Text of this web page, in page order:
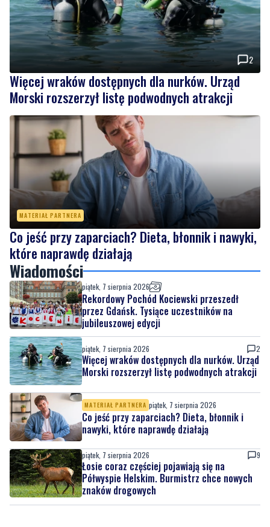
2
Więcej wraków dostępnych dla nurków. Urząd
Morski rozszerzył listę podwodnych atrakcji
MATERIAŁ PARTNERA
Co jeść przy zaparciach? Dieta, błonnik i nawyki,
które naprawdę działają
Wiadomości
piątek, 7 sierpnia 2026
Rekordowy Pochód Kociewski przeszedł
przez Gdańsk. Tysiące uczestników na
jubileuszowej edycji
piątek, 7 sierpnia 2026 2
Więcej wraków dostępnych dla nurków. Urząd
Morski rozszerzył listę podwodnych atrakcji
MATERIAŁ PARTNERA piątek, 7 sierpnia 2026
Co jeść przy zaparciach? Dieta, błonnik i
nawyki, które naprawdę działają
piątek, 7 sierpnia 2026 9
Łosie coraz częściej pojawiają się na
Półwyspie Helskim. Burmistrz chce nowych
znaków drogowych